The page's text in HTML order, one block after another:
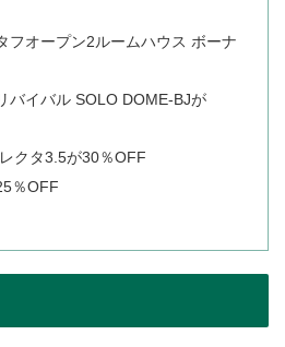
フオープン2ルームハウス ボーナ
バイバル SOLO DOME-BJが
クタ3.5が30％OFF
％OFF